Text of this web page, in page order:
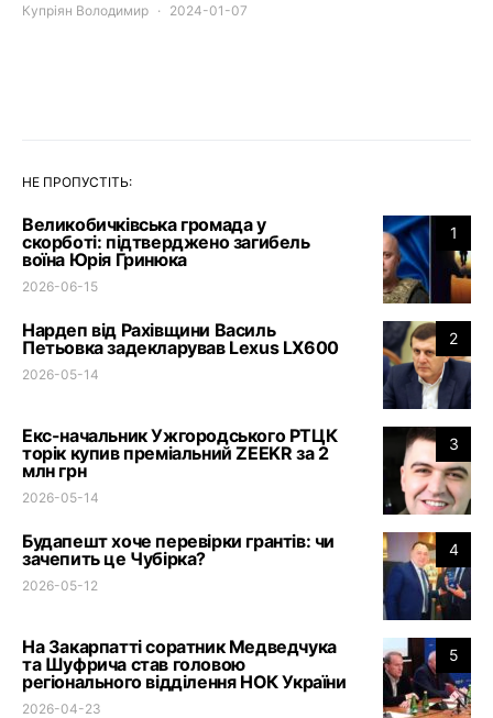
Купріян Володимир 2024-01-07
НЕ ПРОПУСТІТЬ:
1
Великобичківська громада у
скорботі: підтверджено загибель
воїна Юрія Гринюка
2026-06-15
2
Нардеп від Рахівщини Василь
Петьовка задекларував Lexus LX600
2026-05-14
3
Екс-начальник Ужгородського РТЦК
торік купив преміальний ZEEKR за 2
млн грн
2026-05-14
4
Будапешт хоче перевірки грантів: чи
зачепить це Чубірка?
2026-05-12
5
На Закарпатті соратник Медведчука
та Шуфрича став головою
регіонального відділення НОК України
2026-04-23